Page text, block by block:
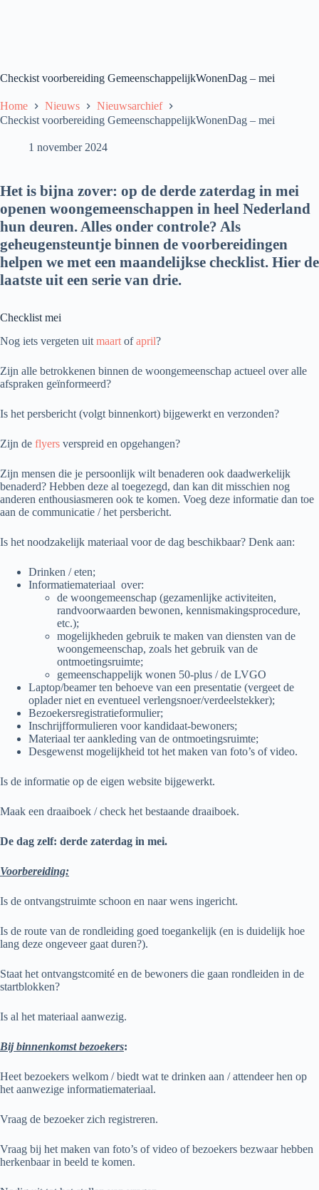
Checkist voorbereiding GemeenschappelijkWonenDag – mei
Home Nieuws
Nieuwsarchief
Checkist voorbereiding GemeenschappelijkWonenDag – mei
1 november 2024
Het is bijna zover: op de derde zaterdag in mei
openen woongemeenschappen in heel Nederland
hun deuren. Alles onder controle? Als
geheugensteuntje binnen de voorbereidingen
helpen we met een maandelijkse checklist. Hier de
laatste uit een serie van drie.
Checklist mei
Nog iets vergeten uit maart ofapril?
Zijn alle betrokkenen binnen de woongemeenschap actueel over alle
afspraken geïnformeerd?
Is het persbericht (volgt binnenkort) bijgewerkt en verzonden?
Zijn de flyers verspreid en opgehangen?
Zijn mensen die je persoonlijk wilt benaderen ook daadwerkelijk
benaderd? Hebben deze al toegezegd, dan kan dit misschien nog
anderen enthousiasmeren ook te komen. Voeg deze informatie dan toe
aan de communicatie / het persbericht.
Is het noodzakelijk materiaal voor de dag beschikbaar? Denk aan:
Drinken / eten;
Informatiemateriaal over:
de woongemeenschap (gezamenlijke activiteiten,
randvoorwaarden bewonen, kennismakingsprocedure,
etc.);
mogelijkheden gebruik te maken van diensten van de
woongemeenschap, zoals het gebruik van de
ontmoetingsruimte;
gemeenschappelijk wonen 50-plus / de LVGO
Laptop/beamer ten behoeve van een presentatie (vergeet de
oplader niet en eventueel verlengsnoer/verdeelstekker);
Bezoekersregistratieformulier;
Inschrijfformulieren voor kandidaat-bewoners;
Materiaal ter aankleding van de ontmoetingsruimte;
Desgewenst mogelijkheid tot het maken van foto’s of video.
Is de informatie op de eigen website bijgewerkt.
Maak een draaiboek / check het bestaande draaiboek.
De dag zelf: derde zaterdag in mei.
Voorbereiding:
Is de ontvangstruimte schoon en naar wens ingericht.
Is de route van de rondleiding goed toegankelijk (en is duidelijk hoe
lang deze ongeveer gaat duren?).
Staat het ontvangstcomité en de bewoners die gaan rondleiden in de
startblokken?
Is al het materiaal aanwezig.
Bij binnenkomst bezoekers:
Heet bezoekers welkom / biedt wat te drinken aan / attendeer hen op
het aanwezige informatiemateriaal.
Vraag de bezoeker zich registreren.
Vraag bij het maken van foto’s of video of bezoekers bezwaar hebben
herkenbaar in beeld te komen.